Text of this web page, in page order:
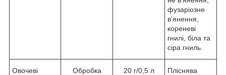
фузаріозне
в'янення,
кореневі
гнилі, біла та
сіра гниль.
Овочеві
Обробка
20 г/0,5 л
Пліснява